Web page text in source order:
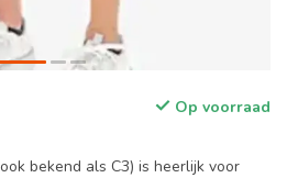
Op voorraad
bekend als C3) is heerlijk voor